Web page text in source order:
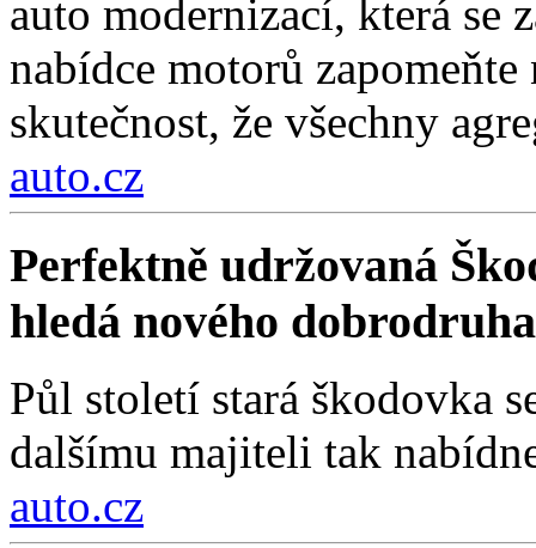
auto modernizací, která se
nabídce motorů
skutečnost, že všechny
auto.cz
Perfektně udržovaná
hledá nového
Půl století stará škodovka
dalšímu majiteli tak
auto.cz